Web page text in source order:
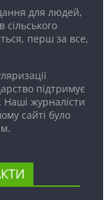
для людей,
сільського
перш за все,
підтримує
Наші журналісти
сайті було